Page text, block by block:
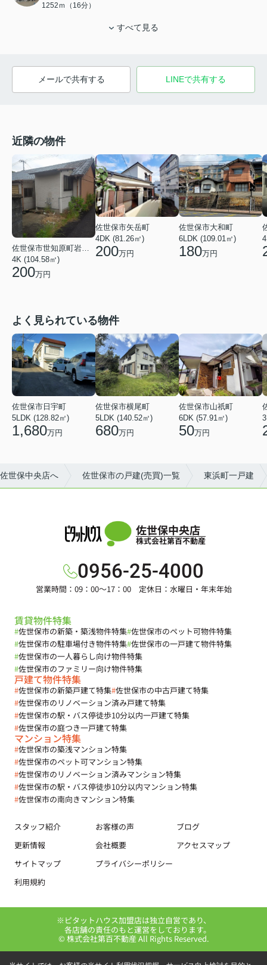
1252ｍ（16分）
すべて見る
メールで共有する LINEで共有する
近隣の物件
4K (104.58㎡)
200万円
佐世保市矢岳町
4DK (81.26㎡)
200万円
佐世保市大和町
6LDK (109.01㎡)
180万円
よく見られている物件
佐世保市日宇町
5LDK (128.82㎡)
1,680万円
佐世保市横尾町
5LDK (140.52㎡)
680万円
佐世保市山祇町
6DK (57.91㎡)
50万円
世保中央店へ 佐世保市の戸建(売買)一覧 東浜町一戸建
佐世保中央店
株式会社第百不動産
0956-25-4000
営業時間：09：00～17：00 定休日：水曜日・年末年始
賃貸物件特集
#佐世保市の新築・築浅物件特集#佐世保市のペット可物件特集
#佐世保市の駐車場付き物件特集#佐世保市の一戸建て物件特集
#佐世保市の一人暮らし向け物件特集
#佐世保市のファミリー向け物件特集
戸建て物件特集
#佐世保市の新築戸建て特集#佐世保市の中古戸建て特集
#佐世保市のリノベーション済み戸建て特集
#佐世保市の駅・バス停徒歩10分以内一戸建て特集
#佐世保市の庭つき一戸建て特集
マンション特集
#佐世保市の築浅マンション特集
#佐世保市のペット可マンション特集
#佐世保市のリノベーション済みマンション特集
#佐世保市の駅・バス停徒歩10分以内マンション特集
#佐世保市の南向きマンション特集
スタッフ紹介 お客様の声
ブログ
更新情報
会社概要
アクセスマップ
サイトマップ
プライバシーポリシー
利用規約
※ピタットハウス加盟店は独立自営であり、
各店舗の責任のもと運営をしております。
© 株式会社第百不動産 All Rights Reserved.